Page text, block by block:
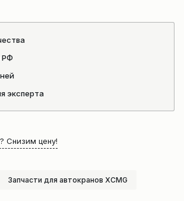
РФ
эксперта
Снизим цену!
Запчасти для автокранов XCMG